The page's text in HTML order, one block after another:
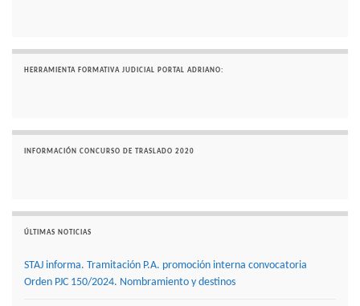
HERRAMIENTA FORMATIVA JUDICIAL PORTAL ADRIANO:
INFORMACIÓN CONCURSO DE TRASLADO 2020
ÚLTIMAS NOTICIAS
STAJ informa. Tramitación P.A. promoción interna convocatoria
Orden PJC 150/2024. Nombramiento y destinos